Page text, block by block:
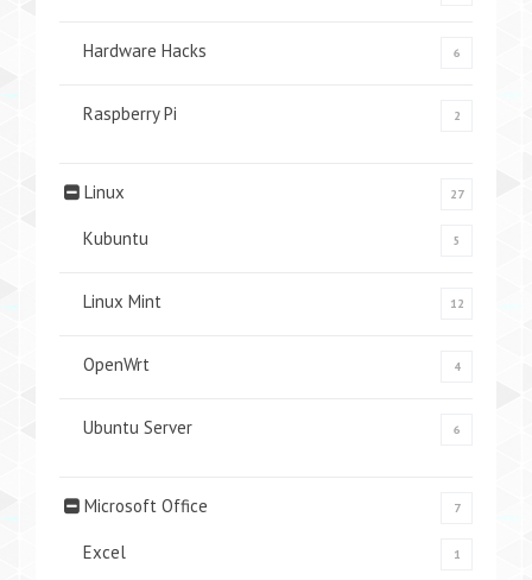
Hardware Hacks 6
Raspberry Pi 2
Linux 27
Kubuntu 5
Linux Mint 12
OpenWrt 4
Ubuntu Server 6
Microsoft Office 7
Excel 1